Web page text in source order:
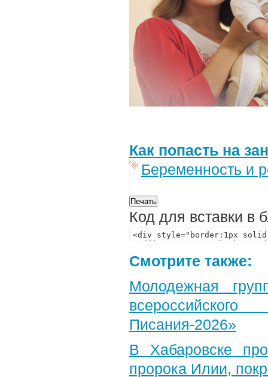
Как попасть на
Беременность и
Код для вставки в
Смотрите также:
Молодежная
Писания-2026»
В Хабаровске
пророка Илии,